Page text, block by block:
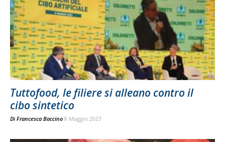
Tuttofood, le filiere si alleano contro il
cibo sintetico
Di Francesca Baccino 8 Maggio 2023